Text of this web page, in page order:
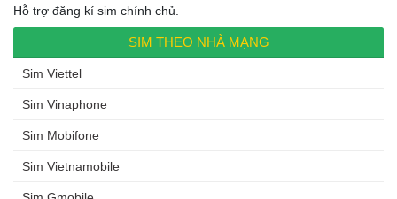
Hỗ trợ đăng kí sim chính chủ.
SIM THEO NHÀ MẠNG
Sim Viettel
Sim Vinaphone
Sim Mobifone
Sim Vietnamobile